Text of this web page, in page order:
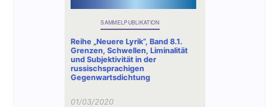
SAMMELPUBLIKATION
Reihe „Neuere Lyrik“, Band 8.1.
Grenzen, Schwellen, Liminalität
und Subjektivität in der
russischsprachigen
Gegenwartsdichtung
01/03/2020